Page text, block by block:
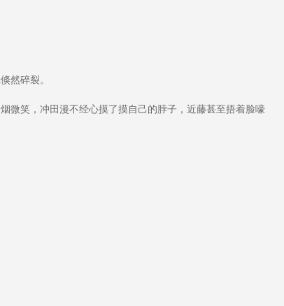
然碎裂。
微笑，冲田漫不经心摸了摸自己的脖子，近藤甚至捂着脸嚎